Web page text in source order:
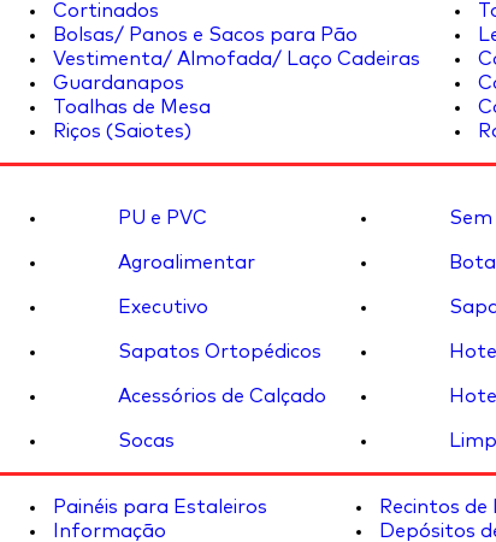
Cortinados
Bolsas/ Panos e Sacos para Pão
Vestimenta/ Almofada/ Laço Cadeiras
Guardanapos
Toalhas de Mesa
Riços (Saiotes)
PU e PVC
Agroalimentar
Executivo
Sapatos Ortopédicos
Acessórios de Calçado
Socas
Painéis para Estaleiros
Informação
Recintos de
Depósitos